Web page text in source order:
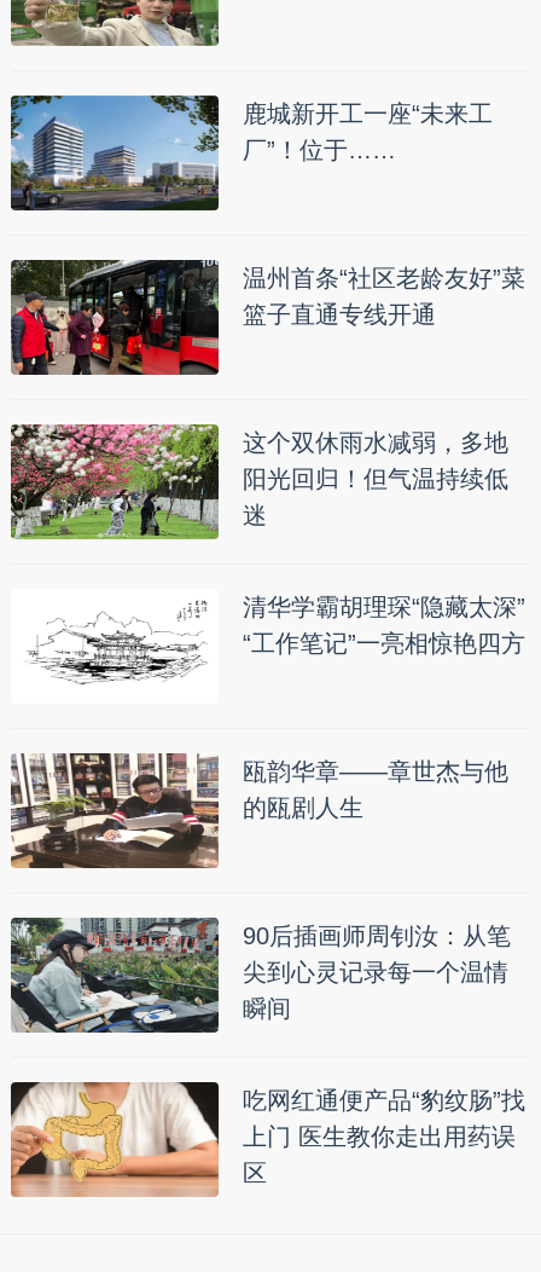
鹿城新开工一座“未来工
厂”！位于……
温州首条“社区老龄友好”菜
篮子直通专线开通
这个双休雨水减弱，多地
阳光回归！但气温持续低
迷
清华学霸胡理琛“隐藏太深”
“工作笔记”一亮相惊艳四方
瓯韵华章——章世杰与他
的瓯剧人生
90后插画师周钊汝：从笔
尖到心灵记录每一个温情
瞬间
吃网红通便产品“豹纹肠”找
上门 医生教你走出用药误
区